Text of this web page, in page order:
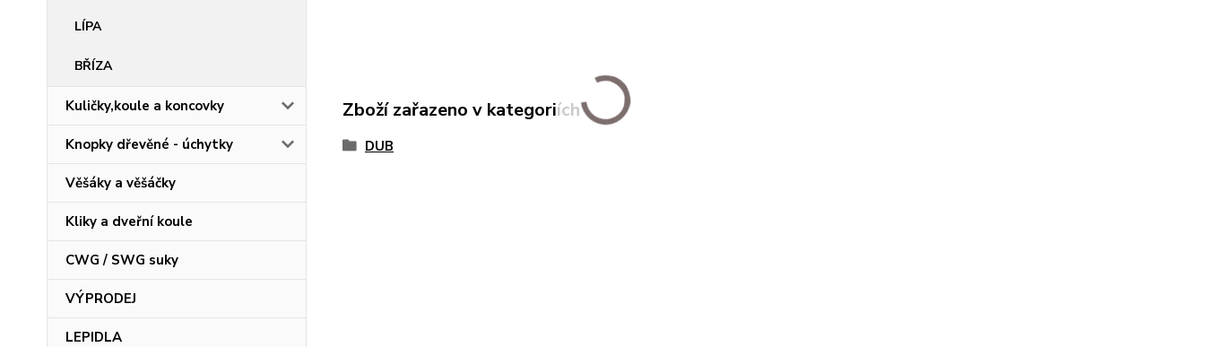
LÍPA
BŘÍZA
Kuličky,koule a koncovky
Knopky dřevěné - úchytky
Věšáky a věšáčky
Kliky a dveřní koule
CWG / SWG suky
VÝPRODEJ
LEPIDLA
Zboží zařazeno v kategoriích
DUB